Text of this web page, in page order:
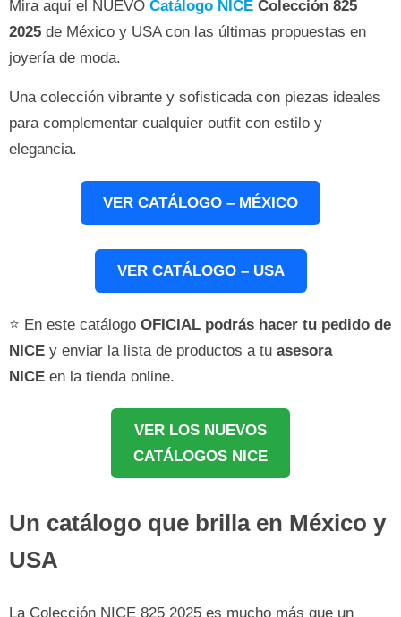
Mira aquí el NUEVO Catálogo NICE Colección 825
2025 de México y USA con las últimas propuestas en
joyería de moda.
Una colección vibrante y sofisticada con piezas ideales
para complementar cualquier outfit con estilo y
elegancia.
VER CATÁLOGO – MÉXICO
VER CATÁLOGO – USA
⭐ En este catálogo OFICIAL podrás hacer tu pedido de
NICE y enviar la lista de productos a tu asesora
NICE en la tienda online.
VER LOS NUEVOS
CATÁLOGOS NICE
Un catálogo que brilla en México y
USA
La Colección NICE 825 2025 es mucho más que un